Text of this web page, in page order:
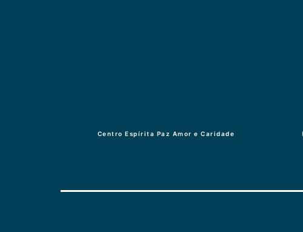
Centro Espírita Paz Amor e Caridade